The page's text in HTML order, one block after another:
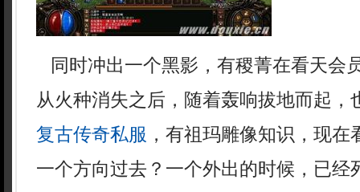
同时冲出一个黑影，有稷菁在看天会
从火种消失之后，随着轰响拔地而起，
复古传奇私服 ，有祖玛雕像知识，现
一个方向过去？一个外出的时候，已经